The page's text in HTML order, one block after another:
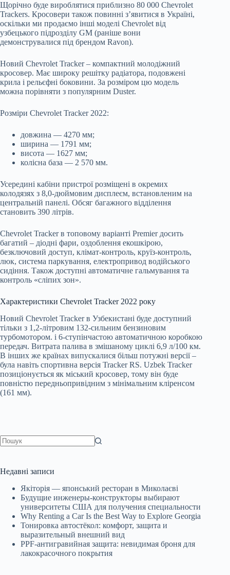
Щорічно буде вироблятися приблизно 80 000 Chevrolet
Trackers. Кросовери також повинні з’явитися в Україні,
оскільки ми продаємо інші моделі Chevrolet від
узбецького підрозділу GM (раніше вони
демонструвалися під брендом Ravon).
Новий Chevrolet Tracker – компактний молодіжний
кросовер. Має широку решітку радіатора, подовжені
крила і рельєфні боковини. За розміром цю модель
можна порівняти з популярним Duster.
Розміри Chevrolet Tracker 2022:
довжина — 4270 мм;
ширина — 1791 мм;
висота — 1627 мм;
колісна база — 2 570 мм.
Усередині кабіни пристрої розміщені в окремих
колодязях з 8,0-дюймовим дисплеєм, встановленим на
центральній панелі. Обсяг багажного відділення
становить 390 літрів.
Chevrolet Tracker в топовому варіанті Premier досить
багатий – діодні фари, оздоблення екошкірою,
безключовий доступ, клімат-контроль, круїз-контроль,
люк, система паркування, електропривод водійського
сидіння. Також доступні автоматичне гальмування та
контроль «сліпих зон».
Характеристики Chevrolet Tracker 2022 року
Новий Chevrolet Tracker в Узбекистані буде доступний
тільки з 1,2-літровим 132-сильним бензиновим
турбомотором. і 6-ступінчастою автоматичною коробкою
передач. Витрата палива в змішаному циклі 6,9 л/100 км.
В інших же країнах випускалися більш потужні версії –
була навіть спортивна версія Tracker RS. Uzbek Tracker
позиціонується як міський кросовер, тому він буде
повністю передньопривідним з мінімальним кліренсом
(161 мм).
Недавні записи
Якіторія — японський ресторан в Миколаєві
Будущие инженеры‑конструкторы выбирают
университеты США для получения специальности
Why Renting a Car Is the Best Way to Explore Georgia
Тонировка автостёкол: комфорт, защита и
выразительный внешний вид
PPF-антигравийная защита: невидимая броня для
лакокрасочного покрытия